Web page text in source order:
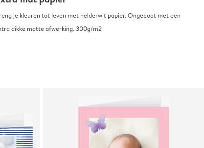
je kleuren tot leven met helderwit papier. Ongecoat met een
dikke matte afwerking. 300g/m2